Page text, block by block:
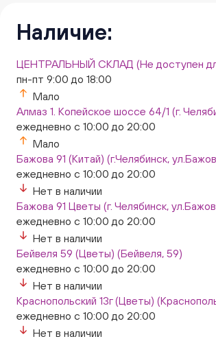
Наличие:
ЦЕНТРАЛЬНЫЙ СКЛАД (Не доступен
пн-пт 9:00 до 18:00
Мало
Алмаз 1. Копейское шоссе 64/1 (г.
ежедневно с 10:00 до 20:00
Мало
Бажова 91 (Китай) (г.Челябинск,
ежедневно с 10:00 до 20:00
Нет в наличии
Бажова 91 Цветы (г. Челябинск,
ежедневно с 10:00 до 20:00
Нет в наличии
Бейвеля 59 (Цветы) (Бейвеля, 59)
ежедневно с 10:00 до 20:00
Нет в наличии
Краснопольский 13г (Цветы)
ежедневно с 10:00 до 20:00
Нет в наличии